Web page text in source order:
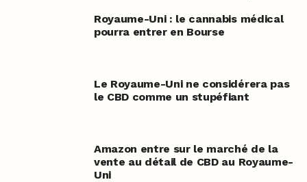
Royaume-Uni : le cannabis médical
pourra entrer en Bourse
Le Royaume-Uni ne considérera pas
le CBD comme un stupéfiant
Amazon entre sur le marché de la
vente au détail de CBD au Royaume-
Uni